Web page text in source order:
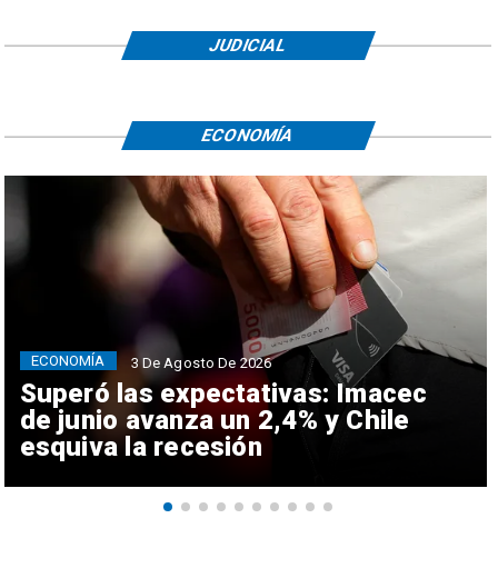
JUDICIAL
Superó las expectativas: Imacec
de junio avanza un 2,4% y Chile
esquiva la recesión
ECONOMÍA 3 De Agosto De 2026
ECONOMÍA